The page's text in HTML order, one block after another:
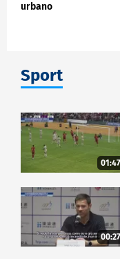
urbano
Sport
01:47
00:27